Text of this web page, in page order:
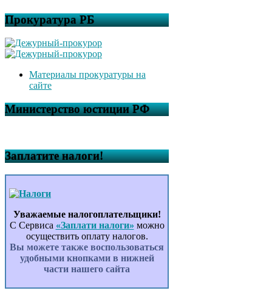
Прокуратура РБ
Материалы прокуратуры на
сайте
Министерство юстиции РФ
Заплатите налоги!
Уважаемые налогоплательщики!
С Сервиса «Заплати налоги» можно
осуществить оплату налогов.
Вы можете также воспользоваться
удобными кнопками в нижней
части нашего сайта